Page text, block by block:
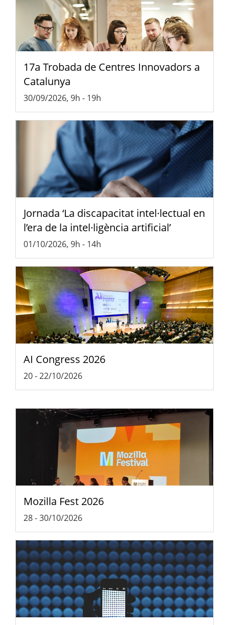
17a Trobada de Centres Innovadors a
Catalunya
30/09/2026, 9h - 19h
Jornada ‘La discapacitat intel·lectual en
l’era de la intel·ligència artificial’
01/10/2026, 9h - 14h
AI Congress 2026
20-22/10/2026
Mozilla Fest 2026
28-30/10/2026